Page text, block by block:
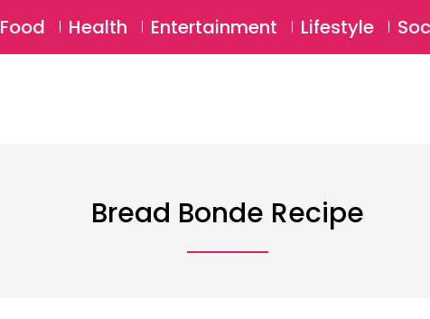
Food Health Entertainment Lifestyle
Bread Bonde Recipe